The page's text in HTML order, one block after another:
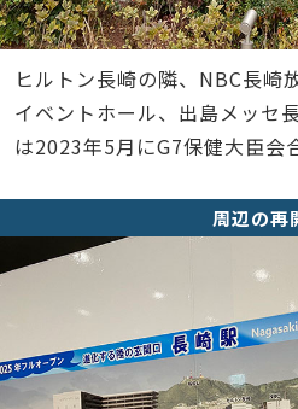
ヒルトン長崎の隣、NBC長崎
イベントホール、出島メッセ
は2023年5月にG7保健大臣会
周辺の再